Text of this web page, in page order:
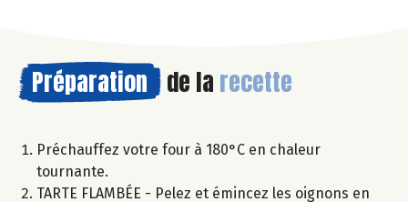
Préparation de la recette
Préchauffez votre four à 180°C en chaleur
tournante.
TARTE FLAMBÉE - Pelez et émincez les oignons en